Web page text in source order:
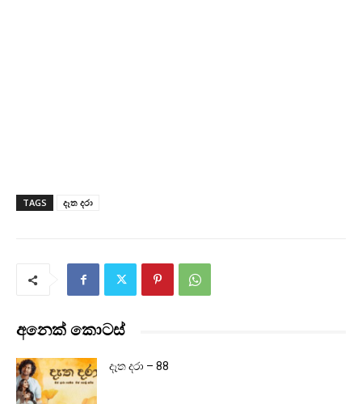
TAGS දෑත දරා
අනෙක් කොටස්
දෑත දරා – 88